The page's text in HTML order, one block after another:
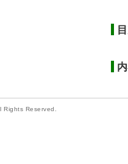
Rights Reserved.